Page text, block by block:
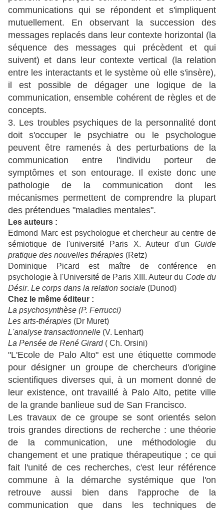
communications qui se répondent et s'impliquent
mutuellement. En observant la succession des
messages replacés dans leur contexte horizontal (la
séquence des messages qui précèdent et qui
suivent) et dans leur contexte vertical (la relation
entre les interactants et le système où elle s'insère),
il est possible de dégager une logique de la
communication, ensemble cohérent de règles et de
concepts.
3. Les troubles psychiques de la personnalité dont
doit s'occuper le psychiatre ou le psychologue
peuvent être ramenés à des perturbations de la
communication entre l'individu porteur de
symptômes et son entourage. Il existe donc une
pathologie de la communication dont les
mécanismes permettent de comprendre la plupart
des prétendues "maladies mentales".
Les auteurs :
Edmond Marc est psychologue et chercheur au centre de
sémiotique de l'université Paris X. Auteur d'un Guide
pratique des nouvelles thérapies (Retz)
Dominique Picard est maître de conférence en
psychologie à l'Université de Paris XIII. Auteur du Code du
Désir. Le corps dans la relation sociale (Dunod)
Chez le même éditeur :
La psychosynthèse (P. Ferrucci)
Les arts-thérapies (Dr Muret)
L'analyse transactionnelle (V. Lenhart)
La Pensée de René Girard( Ch. Orsini)
"L'Ecole de Palo Alto" est une étiquette commode
pour désigner un groupe de chercheurs d'origine
scientifiques diverses qui, à un moment donné de
leur existence, ont travaillé à Palo Alto, petite ville
de la grande banlieue sud de San Francisco.
Les travaux de ce groupe se sont orientés selon
trois grandes directions de recherche : une théorie
de la communication, une méthodologie du
changement et une pratique thérapeutique ; ce qui
fait l'unité de ces recherches, c'est leur référence
commune à la démarche systémique que l'on
retrouve aussi bien dans l'approche de la
communication que dans les techniques de